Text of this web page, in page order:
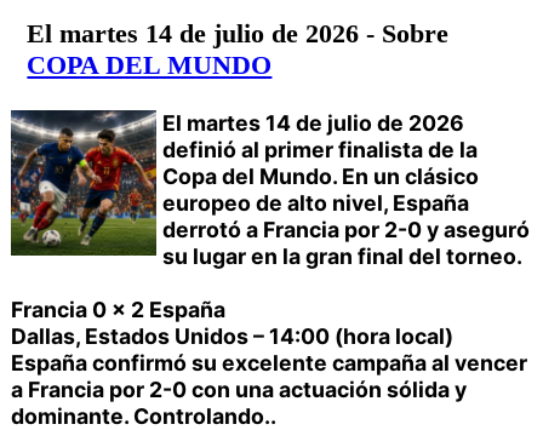
El martes 14 de julio de 2026 - Sobre
COPA DEL MUNDO
El martes 14 de julio de 2026
definió al primer finalista de la
Copa del Mundo. En un clásico
europeo de alto nivel, España
derrotó a Francia por 2-0 y aseguró
su lugar en la gran final del torneo.
Francia 0 x 2 España
Dallas, Estados Unidos – 14:00 (hora local)
España confirmó su excelente campaña al vencer
a Francia por 2-0 con una actuación sólida y
dominante. Controlando..